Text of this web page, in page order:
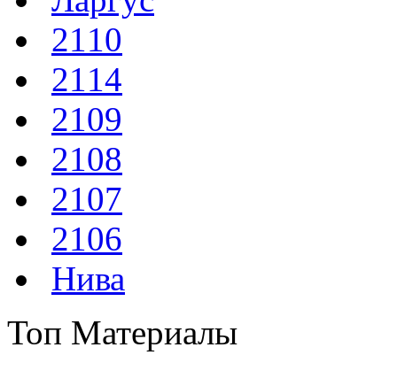
2110
2114
2109
2108
2107
2106
Нива
Топ Материалы